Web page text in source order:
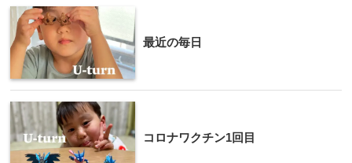
最近の毎日
コロナワクチン1回目